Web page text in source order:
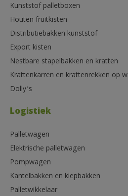
Kunststof palletboxen
Houten fruitkisten
Distributiebakken kunststof
Export kisten
Nestbare stapelbakken en kratten
Krattenkarren en krattenrekken op
Dolly’s
Logistiek
Palletwagen
Elektrische palletwagen
Pompwagen
Kantelbakken en kiepbakken
Palletwikkelaar